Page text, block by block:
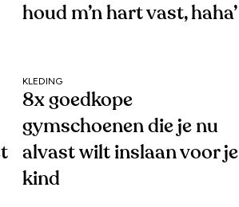
houd m’n hart vast, haha’
KLEDING
8x goedkope
gymschoenen die je nu
alvast wilt inslaan voor je
kind